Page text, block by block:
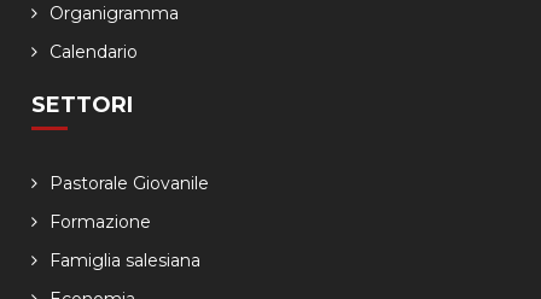
Organigramma
Calendario
SETTORI
Pastorale Giovanile
Formazione
Famiglia salesiana